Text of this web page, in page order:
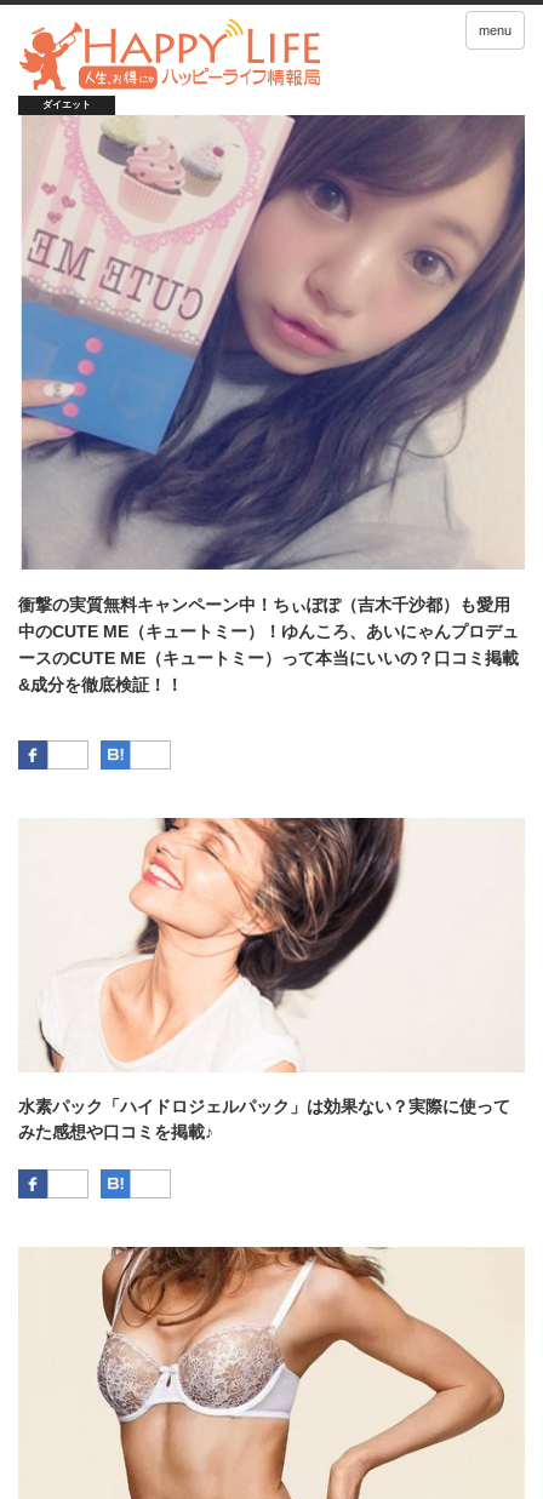
menu
ダイエット
衝撃の実質無料キャンペーン中！ちぃぽぽ（吉木千沙都）も愛用
中のCUTE ME（キュートミー）！ゆんころ、あいにゃんプロデュ
ースのCUTE ME（キュートミー）って本当にいいの？口コミ掲載
&成分を徹底検証！！
Facebook
水素パック「ハイドロジェルパック」は効果ない？実際に使って
みた感想や口コミを掲載♪
Facebook